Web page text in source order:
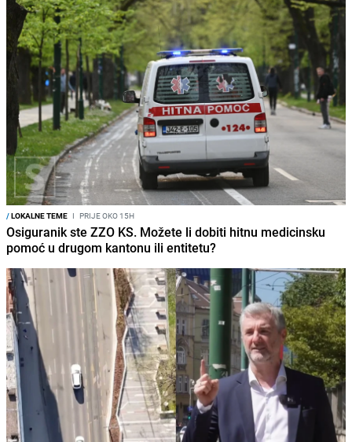
/LOKALNE TEME I PRIJE OKO 15H
Osiguranik ste ZZO KS. Možete li dobiti hitnu medicinsku
pomoć u drugom kantonu ili entitetu?